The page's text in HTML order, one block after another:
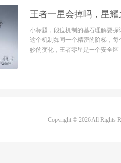
王者一星会掉吗，星
小标题，段位机制的基石理解要
这个机制如同一个精密的阶梯，
妙的变化，王者零星是一个安全区
Copyright © 2026 All Rights